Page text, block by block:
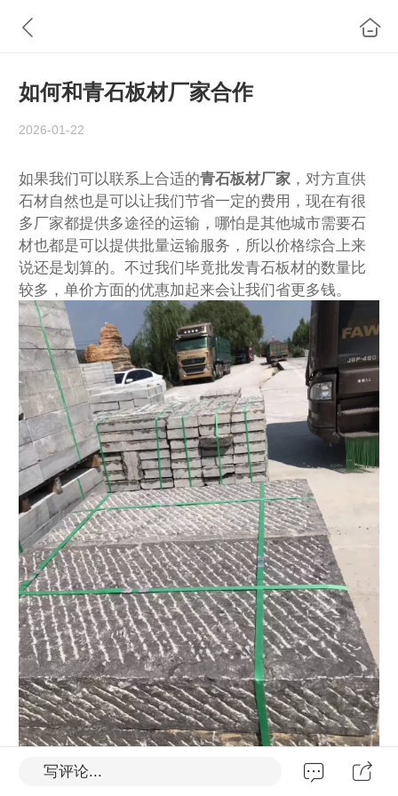
如何和青石板材厂家合作
2026-01-22
如果我们可以联系上合适的青石板材厂家 ，对方直供
石材自然也是可以让我们节省一定的费用，现在有很
多厂家都提供多途径的运输，哪怕是其他城市需要石
材也都是可以提供批量运输服务，所以价格综合上来
说还是划算的。不过我们毕竟批发青石板材的数量比
较多，单价方面的优惠加起来会让我们省更多钱。
写评论...